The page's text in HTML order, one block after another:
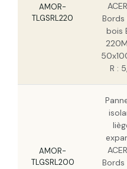
AMOR-
TLGSRL220
bois
R :
AMOR-
TLGSRL200